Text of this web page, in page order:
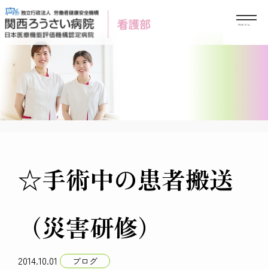
Skip
to
content
☆手術中の患者搬送
（災害研修）
2014.10.01 ブログ